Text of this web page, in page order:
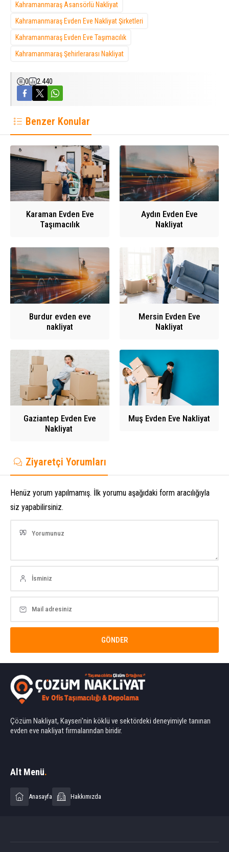
Kahramanmaraş Asansörlü Nakliyat
Kahramanmaraş Evden Eve Nakliyat Şirketleri
Kahramanmaraş Evden Eve Taşımacılık
Kahramanmaraş Şehirlerarası Nakliyat
0 2.440
Benzer Konular
Karaman Evden Eve
Taşımacılık
Aydın Evden Eve
Nakliyat
Burdur evden eve
nakliyat
Mersin Evden Eve
Nakliyat
Gaziantep Evden Eve
Nakliyat
Muş Evden Eve Nakliyat
Ziyaretçi Yorumları
Henüz yorum yapılmamış. İlk yorumu aşağıdaki form aracılığıyla
siz yapabilirsiniz.
Çözüm Nakliyat, Kayseri'nin köklü ve sektördeki deneyimiyle tanınan
evden eve nakliyat firmalarından biridir.
Alt Menü.
Anasayfa Hakkımızda